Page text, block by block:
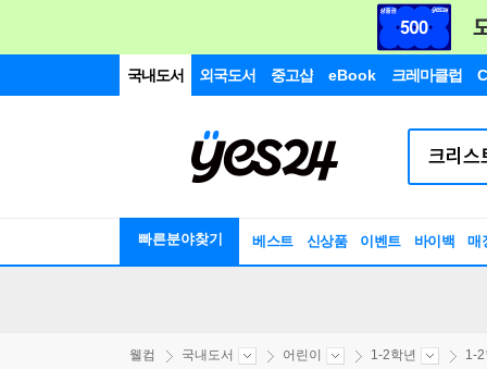
국내도서 외국도서 중고샵 eBook 크레마클럽
빠른분야찾기 베스트 신상품 이벤트 바이백 매
웰컴 국내도서 어린이 1-2학년 1-